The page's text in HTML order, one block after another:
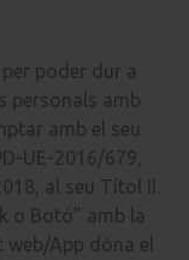
per poder dur a
personals amb
amb el seu
UE-2016/679,
al seu Títol II.
o Botó” amb la
web/App dóna el